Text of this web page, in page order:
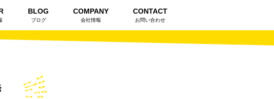
BLOG
ブログ
COMPANY
会社情報
CONTACT
お問い合わせ